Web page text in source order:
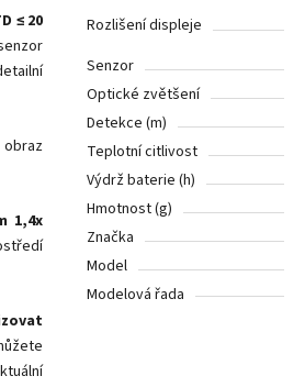
≤ 20
1,4x
Rozlišení displeje
Senzor
Optické zvětšení
Detekce (m)
Teplotní citlivost
Výdrž baterie (h)
Hmotnost (g)
Značka
Model
Modelová řada